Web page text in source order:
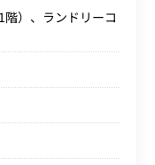
階）、ランドリーコ